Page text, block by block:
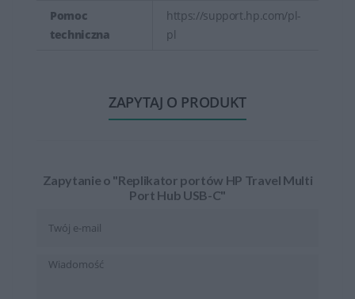
Pomoc
techniczna
https://support.hp.com/pl-
pl
ZAPYTAJ O PRODUKT
Zapytanie o "Replikator portów HP Travel Multi
Port Hub USB-C"